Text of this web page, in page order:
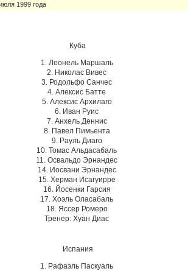
1999 года
Куба
1. Леонель Маршаль
2. Николас Вивес
3. Родольфо Санчес
4. Алексис Батте
5. Алексис Архилаго
6. Иван Руис
7. Анхель Деннис
8. Павел Пимьента
9. Рауль Диаго
10. Томас Альдасабаль
11. Освальдо Эрнандес
14. Иосвани Эрнандес
15. Херман Исагуирре
16. Йосенки Гарсия
17. Хоэль Оласабаль
18. Яссер Ромеро
Тренер: Хуан Диас
Испания
1. Рафаэль Паскуаль